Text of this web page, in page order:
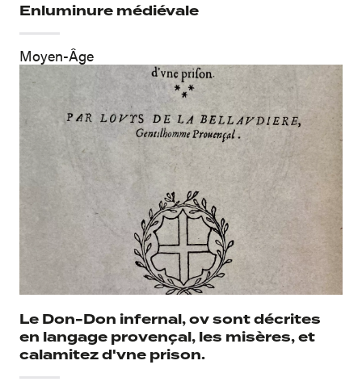
Enluminure médiévale
Moyen-Âge
Le Don-Don infernal, ov sont décrites
en langage provençal, les misères, et
calamitez d'vne prison.